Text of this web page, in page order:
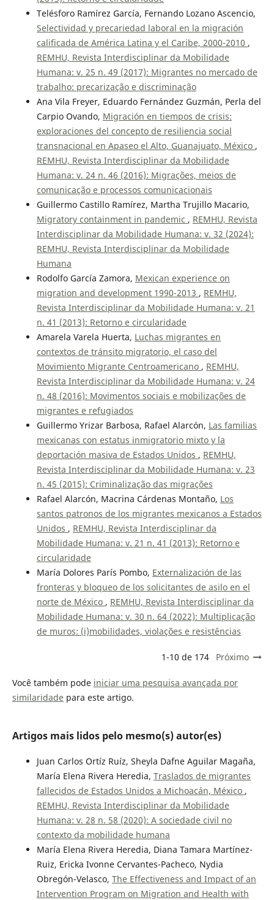
Telésforo Ramírez García, Fernando Lozano Ascencio,
Selectividad y precariedad laboral en la migración
calificada de América Latina y el Caribe, 2000-2010 ,
REMHU, Revista Interdisciplinar da Mobilidade
Humana: v. 25 n. 49 (2017): Migrantes no mercado de
trabalho: precarização e discriminação
Ana Vila Freyer, Eduardo Fernández Guzmán, Perla del
Carpio Ovando, Migración en tiempos de crisis:
exploraciones del concepto de resiliencia social
transnacional en Apaseo el Alto, Guanajuato, México ,
REMHU, Revista Interdisciplinar da Mobilidade
Humana: v. 24 n. 46 (2016): Migrações, meios de
comunicação e processos comunicacionais
Guillermo Castillo Ramírez, Martha Trujillo Macario,
Migratory containment in pandemic , REMHU, Revista
Interdisciplinar da Mobilidade Humana: v. 32 (2024):
REMHU, Revista Interdisciplinar da Mobilidade
Humana
Rodolfo García Zamora, Mexican experience on
migration and development 1990-2013 , REMHU,
Revista Interdisciplinar da Mobilidade Humana: v. 21
n. 41 (2013): Retorno e circularidade
Amarela Varela Huerta, Luchas migrantes en
contextos de tránsito migratorio, el caso del
Movimiento Migrante Centroamericano , REMHU,
Revista Interdisciplinar da Mobilidade Humana: v. 24
n. 48 (2016): Movimentos sociais e mobilizações de
migrantes e refugiados
Guillermo Yrizar Barbosa, Rafael Alarcón, Las familias
mexicanas con estatus inmigratorio mixto y la
deportación masiva de Estados Unidos , REMHU,
Revista Interdisciplinar da Mobilidade Humana: v. 23
n. 45 (2015): Criminalização das migrações
Rafael Alarcón, Macrina Cárdenas Montaño, Los
santos patronos de los migrantes mexicanos a Estados
Unidos , REMHU, Revista Interdisciplinar da
Mobilidade Humana: v. 21 n. 41 (2013): Retorno e
circularidade
María Dolores París Pombo, Externalización de las
fronteras y bloqueo de los solicitantes de asilo en el
norte de México , REMHU, Revista Interdisciplinar da
Mobilidade Humana: v. 30 n. 64 (2022): Multiplicação
de muros: (i)mobilidades, violações e resistências
1-10 de 174 Próximo
Você também pode iniciar uma pesquisa avançada por
similaridadepara este artigo.
Artigos mais lidos pelo mesmo(s) autor(es)
Juan Carlos Ortíz Ruíz, Sheyla Dafne Aguilar Magaña,
María Elena Rivera Heredia, Traslados de migrantes
fallecidos de Estados Unidos a Michoacán, México ,
REMHU, Revista Interdisciplinar da Mobilidade
Humana: v. 28 n. 58 (2020): A sociedade civil no
contexto da mobilidade humana
María Elena Rivera Heredia, Diana Tamara Martínez-
Ruiz, Ericka Ivonne Cervantes-Pacheco, Nydia
Obregón-Velasco, The Effectiveness and Impact of an
Intervention Program on Migration and Health with